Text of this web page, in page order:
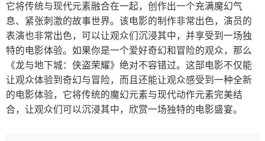
它将传统与现代元素融合在一起，创作出一个充满魔幻气
息、紧张刺激的故事世界。该电影的制作非常出色，演员的
表演也非常出色，可以让观众们沉浸其中，并享受到一场独
特的电影体验。如果你是一个爱好奇幻和冒险的观众，那么
《龙与地下城：侠盗荣耀》绝对不容错过。这部电影不仅能
让观众体验到奇幻与冒险，而且还能让观众感受到一种全新
的电影体验，它将传统的魔幻元素与现代动作元素完美结
合，让观众们可以沉浸其中，欣赏一场独特的电影盛宴。